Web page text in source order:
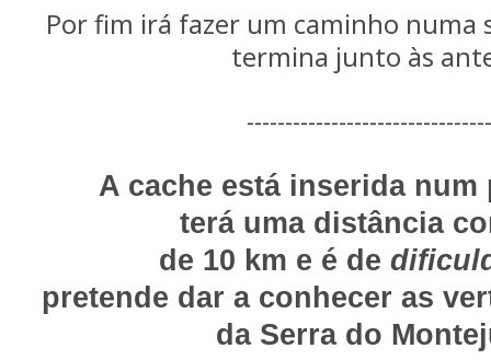
Por fim irá fazer um caminho numa
termina junto às
A cache está inserida
terá uma distância
de 10 km e é de
pretende dar a conhecer as
da Serra do